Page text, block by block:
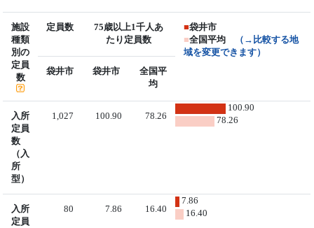
施設
種類
別の
定員
数
定員数
75歳以上1千人あ
たり定員数
■袋井市
■全国平均
（→比較する地
域を変更できます）
袋井市
袋井市
全国平
均
入所
定員
数
（入
所
型）
1,027 100.90 78.26
100.90
78.26
入所
定員
80 7.86 16.40
7.86
16.40